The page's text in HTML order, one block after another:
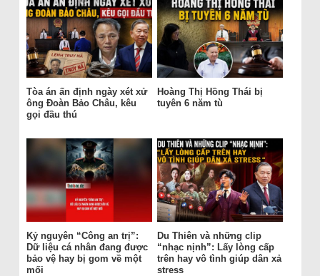
Tòa án ấn định ngày xét xử
ông Đoàn Bảo Châu, kêu
gọi đầu thú
Hoàng Thị Hồng Thái bị
tuyên 6 năm tù
Kỷ nguyên “Công an trị”:
Dữ liệu cá nhân đang được
bảo vệ hay bị gom về một
mối
Du Thiên và những clip
“nhạc nịnh”: Lấy lòng cấp
trên hay vô tình giúp dân xả
stress